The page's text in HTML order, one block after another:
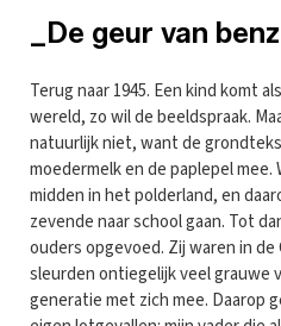
_De geur van
Terug naar 1945. Een kind komt
wereld, zo wil de beeldspraak.
natuurlijk niet, want de
moedermelk en de paplepel
midden in het polderland, en
zevende naar school gaan. Tot
ouders opgevoed. Zij waren in
sleurden ontiegelijk veel grauwe
generatie met zich mee. Daarop